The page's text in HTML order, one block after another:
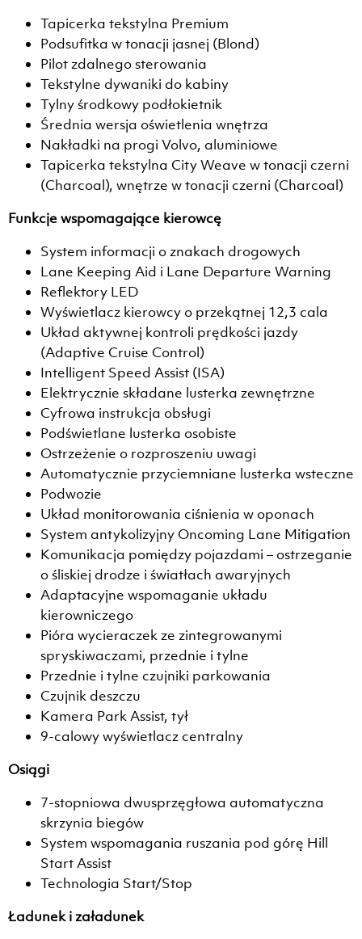
Tapicerka tekstylna Premium
Podsufitka w tonacji jasnej (Blond)
Pilot zdalnego sterowania
Tekstylne dywaniki do kabiny
Tylny środkowy podłokietnik
Średnia wersja oświetlenia wnętrza
Nakładki na progi Volvo, aluminiowe
Tapicerka tekstylna City Weave w tonacji czerni
(Charcoal), wnętrze w tonacji czerni (Charcoal)
Funkcje wspomagające kierowcę
System informacji o znakach drogowych
Lane Keeping Aid i Lane Departure Warning
Reflektory LED
Wyświetlacz kierowcy o przekątnej 12,3 cala
Układ aktywnej kontroli prędkości jazdy
(Adaptive Cruise Control)
Intelligent Speed Assist (ISA)
Elektrycznie składane lusterka zewnętrzne
Cyfrowa instrukcja obsługi
Podświetlane lusterka osobiste
Ostrzeżenie o rozproszeniu uwagi
Automatycznie przyciemniane lusterka wsteczne
Podwozie
Układ monitorowania ciśnienia w oponach
System antykolizyjny Oncoming Lane Mitigation
Komunikacja pomiędzy pojazdami – ostrzeganie
o śliskiej drodze i światłach awaryjnych
Adaptacyjne wspomaganie układu
kierowniczego
Pióra wycieraczek ze zintegrowanymi
spryskiwaczami, przednie i tylne
Przednie i tylne czujniki parkowania
Czujnik deszczu
Kamera Park Assist, tył
9-calowy wyświetlacz centralny
Osiągi
7-stopniowa dwusprzęgłowa automatyczna
skrzynia biegów
System wspomagania ruszania pod górę Hill
Start Assist
Technologia Start/Stop
Ładunek i załadunek